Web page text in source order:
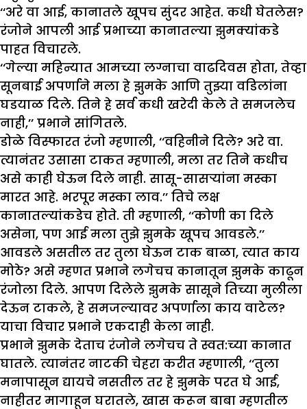
‘‘अरे वा आई, कानातले खूपच सुंदर आहेत. कधी घेतलेस?
रंजोने आपली आई प्रभाच्या कानातल्या झुमक्यांकडे
पाहत विचारले.
‘‘गेल्या महिन्यात आमच्या लग्नाचा वाढदिवस होता, तेव्हा
सूनबाई अपर्णाने मला हे झुमके आणि तुझ्या वडिलांना
घडयाळ दिले. तिने हे सर्व कधी खरेदी केले ते समजलेच
नाही,’’ प्रभाने सांगितले.
डोळे विस्फारत रंजो म्हणाली, ‘‘वहिनीने दिले? अरे वा.
त्यानंतर उसासा टाकत म्हणाली, मला तर तिने कधीच
असे काही घेऊन दिले नाही. सासू-सासऱ्यांना मस्का
मारत आहे. भरपूर मस्का लाव.’’ तिचे लक्ष
कानातल्यांकडेच होते. ती म्हणाली, ‘‘कोणी का दिले
असेना, पण आई मला तुझे झुमके खूपच आवडले.’’
आवडले असतील तर तुला घेऊन टाक बाळा, त्यात काय
मोठे? असे म्हणत प्रभाने लगेचच कानातून झुमके काढून
रंजोला दिले. आपण दिलेले झुमके सासूने तिच्या मुलीला
देऊन टाकले, हे समजल्यावर अपर्णाला काय वाटेल?
याचा विचार प्रभाने एकदाही केला नाही.
प्रभाने झुमके देताच रंजोने लगेचच ते स्वत:च्या कानात
घातले. त्यानंतर नाटकी चेहरा करीत म्हणाली, ‘‘तुला
मनापासून द्यायचे नसतील तर हे झुमके परत घे आई,
नाहीतर मागाहून घरातले, खास करून बाबा म्हणतील